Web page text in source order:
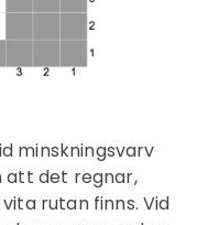
minskningsvarv
att det regnar,
rutan finns. Vid